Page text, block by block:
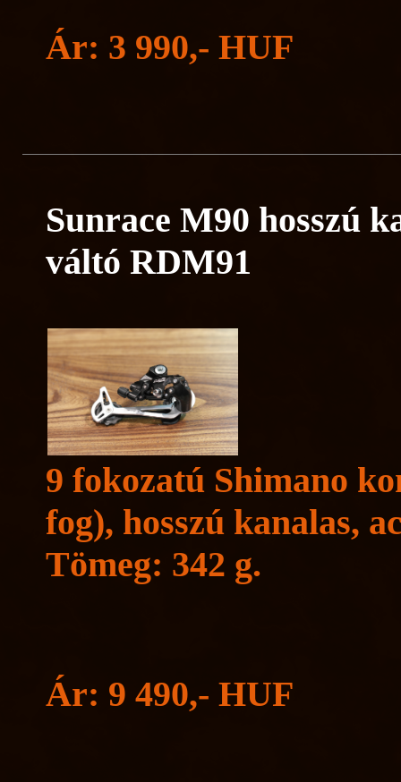
Ár: 3 990,- HUF
Sunrace M90 hosszú
váltó RDM91
9 fokozatú Shimano
fog), hosszú kanalas,
Tömeg: 342 g.
Ár: 9 490,- HUF